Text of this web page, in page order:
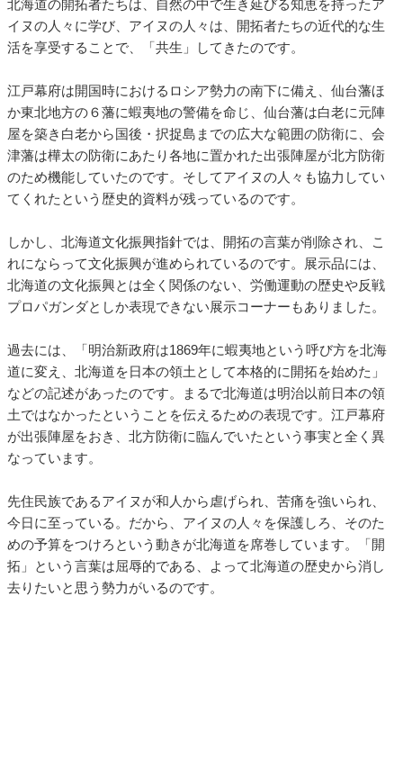
北海道の開拓者たちは、自然の中で生き延びる知恵を持ったア
イヌの人々に学び、アイヌの人々は、開拓者たちの近代的な生
活を享受することで、「共生」してきたのです。
江戸幕府は開国時におけるロシア勢力の南下に備え、仙台藩ほ
か東北地方の６藩に蝦夷地の警備を命じ、仙台藩は白老に元陣
屋を築き白老から国後・択捉島までの広大な範囲の防衛に、会
津藩は樺太の防衛にあたり各地に置かれた出張陣屋が北方防衛
のため機能していたのです。そしてアイヌの人々も協力してい
てくれたという歴史的資料が残っているのです。
しかし、北海道文化振興指針では、開拓の言葉が削除され、こ
れにならって文化振興が進められているのです。展示品には、
北海道の文化振興とは全く関係のない、労働運動の歴史や反戦
プロパガンダとしか表現できない展示コーナーもありました。
過去には、「明治新政府は1869年に蝦夷地という呼び方を北海
道に変え、北海道を日本の領土として本格的に開拓を始めた」
などの記述があったのです。まるで北海道は明治以前日本の領
土ではなかったということを伝えるための表現です。江戸幕府
が出張陣屋をおき、北方防衛に臨んでいたという事実と全く異
なっています。
先住民族であるアイヌが和人から虐げられ、苦痛を強いられ、
今日に至っている。だから、アイヌの人々を保護しろ、そのた
めの予算をつけろという動きが北海道を席巻しています。「開
拓」という言葉は屈辱的である、よって北海道の歴史から消し
去りたいと思う勢力がいるのです。